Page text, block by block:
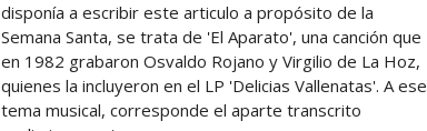
disponía a escribir este articulo a propósito de la
Semana Santa, se trata de 'El Aparato', una canción que
en 1982 grabaron Osvaldo Rojano y Virgilio de La Hoz,
quienes la incluyeron en el LP 'Delicias Vallenatas'. A ese
tema musical, corresponde el aparte transcrito